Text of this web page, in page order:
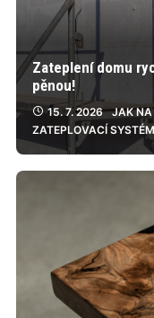
Zateplení domu
pěnou!
15. 7. 2026 JAK NA
ZATEPLOVACÍ SYSTÉM